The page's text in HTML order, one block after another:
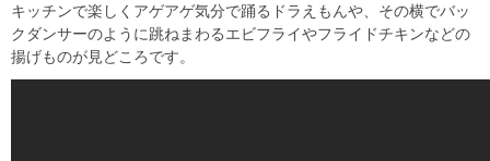
キッチンで楽しくアゲアゲ気分で踊るドラえもんや、その横でバッ
クダンサーのように跳ねまわるエビフライやフライドチキンなどの
揚げものが見どころです。